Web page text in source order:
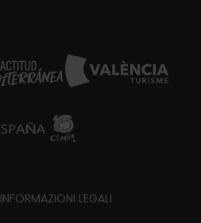
INFORMAZIONI LEGALI